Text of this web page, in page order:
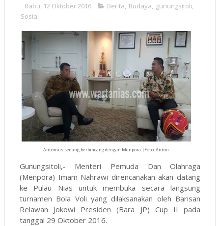
Rabu, 12 Oktober 2016 Berita, Budaya, gunungsitoli,
Sosial
Antonius sedang berbincang dengan Menpora |Foto: Anton
Gunungsitoli,- Menteri Pemuda Dan Olahraga
(Menpora) Imam Nahrawi direncanakan akan datang
ke Pulau Nias untuk membuka secara langsung
turnamen Bola Voli yang dilaksanakan oleh Barisan
Relawan Jokowi Presiden (Bara JP) Cup II pada
tanggal 29 Oktober 2016.